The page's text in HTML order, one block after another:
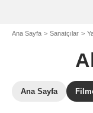
Ana Sayfa Sanatçılar
Ana Sayfa